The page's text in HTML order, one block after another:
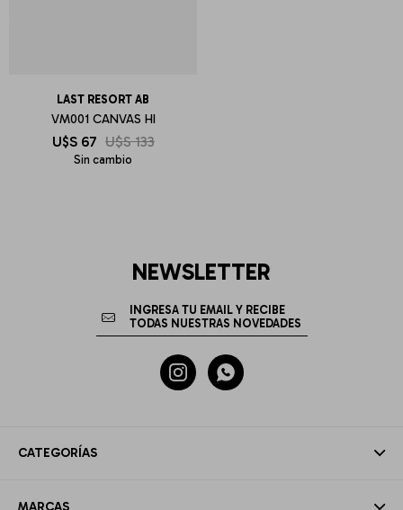
LAST RESORT AB
VM001 CANVAS HI
U$S 67 U$S 133
Sin cambio
CATEGORÍAS
MARCAS
NEWSLETTER
 